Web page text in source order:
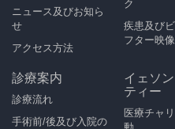
ニュース及びお知ら
せ
アクセス方法
ク
疾患及び
フター映像
診療案内
診療流れ
手術前/後及び入院の
イェソ
ティー
医療チャ